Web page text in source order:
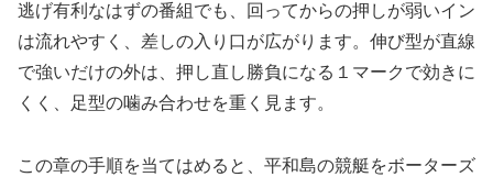
逃げ有利なはずの番組でも、回ってからの押しが弱いイン
は流れやすく、差しの入り口が広がります。伸び型が直線
で強いだけの外は、押し直し勝負になる１マークで効きに
くく、足型の噛み合わせを重く見ます。
この章の手順を当てはめると、平和島の競艇をボーターズ